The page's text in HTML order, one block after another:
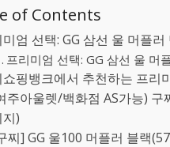
of Contents
엄 선택: GG 삼선 울 머플러
프리미엄 선택: GG 삼선 울 머
쇼핑뱅크에서 추천하는 프리
주아울렛/백화점 AS가능)
)
찌] GG 울100 머플러 블랙